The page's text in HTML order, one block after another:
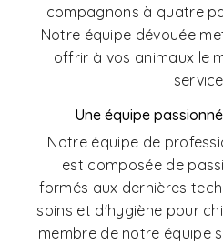
compagnons à quatre
Notre équipe dévouée
offrir à vos animaux le
Une équipe
Notre équipe de
est composée de
formés aux dernières
soins et d'hygiène pour
membre de notre équipe